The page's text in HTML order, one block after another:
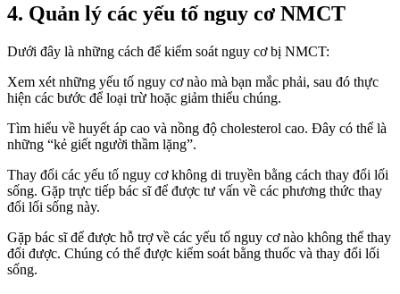
4. Quản lý các yếu tố nguy cơ NMCT
Dưới đây là những cách để kiểm soát nguy cơ bị NMCT:
Xem xét những yếu tố nguy cơ nào mà bạn mắc phải, sau đó thực
hiện các bước để loại trừ hoặc giảm thiểu chúng.
Tìm hiểu về huyết áp cao và nồng độ cholesterol cao. Đây có thể là
những “kẻ giết người thầm lặng”.
Thay đổi các yếu tố nguy cơ không di truyền bằng cách thay đổi lối
sống. Gặp trực tiếp bác sĩ để được tư vấn về các phương thức thay
đổi lối sống này.
Gặp bác sĩ để được hỗ trợ về các yếu tố nguy cơ nào không thể thay
đổi được. Chúng có thể được kiểm soát bằng thuốc và thay đổi lối
sống.